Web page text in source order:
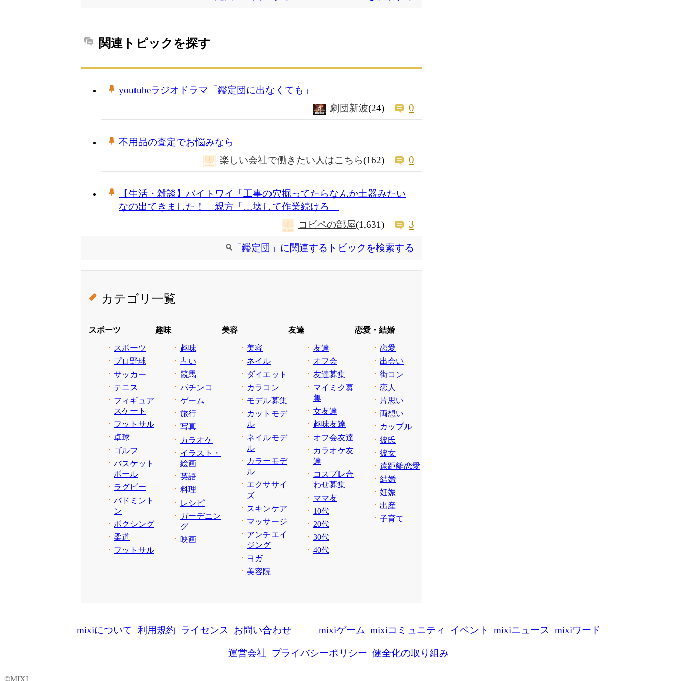
関連トピックを探す
youtubeラジオドラマ「鑑定団に出なくても」
劇団新波(24) 0
不用品の査定でお悩みなら
楽しい会社で働きたい人はこちら(162) 0
【生活・雑談】バイトワイ「工事の穴掘ってたらなんか土器みたい
なの出てきました！」親方「…壊して作業続けろ」
コピペの部屋(1,631) 3
「鑑定団」に関連するトピックを検索する
カテゴリ一覧
スポーツ
スポーツ
プロ野球
サッカー
テニス
フィギュア
スケート
フットサル
卓球
ゴルフ
バスケット
ボール
ラグビー
バドミント
ン
ボクシング
柔道
フットサル
趣味
趣味
占い
競馬
パチンコ
ゲーム
旅行
写真
カラオケ
イラスト・
絵画
英語
料理
レシピ
ガーデニン
グ
映画
美容
美容
ネイル
ダイエット
カラコン
モデル募集
カットモデ
ル
ネイルモデ
ル
カラーモデ
ル
エクササイ
ズ
スキンケア
マッサージ
アンチエイ
ジング
ヨガ
美容院
友達
友達
オフ会
友達募集
マイミク募
集
女友達
趣味友達
オフ会友達
カラオケ友
達
コスプレ合
わせ募集
ママ友
10代
20代
30代
40代
恋愛・結婚
恋愛
出会い
街コン
恋人
片思い
両想い
カップル
彼氏
彼女
遠距離恋愛
結婚
妊娠
出産
子育て
mixiについて 利用規約 ライセンス お問い合わせ mixiゲーム mixiコミュニティ イベント mixiニュース mixiワード
運営会社 プライバシーポリシー 健全化の取り組み
©MIXI